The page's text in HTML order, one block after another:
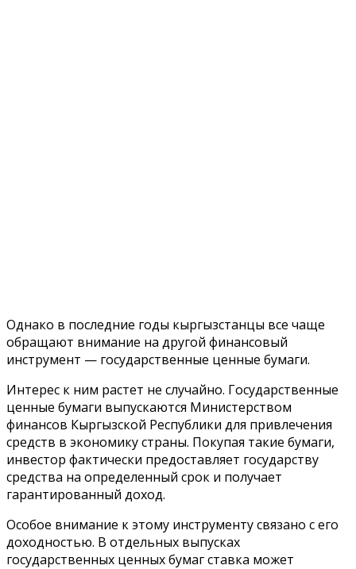
Однако в последние годы кыргызстанцы все чаще
обращают внимание на другой финансовый
инструмент — государственные ценные бумаги.
Интерес к ним растет не случайно. Государственные
ценные бумаги выпускаются Министерством
финансов Кыргызской Республики для привлечения
средств в экономику страны. Покупая такие бумаги,
инвестор фактически предоставляет государству
средства на определенный срок и получает
гарантированный доход.
Особое внимание к этому инструменту связано с его
доходностью. В отдельных выпусках
государственных ценных бумаг ставка может